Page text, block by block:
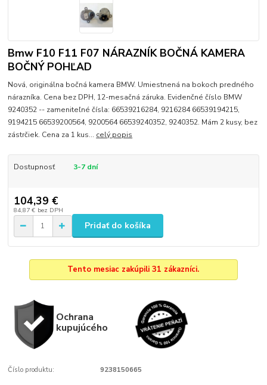
Bmw F10 F11 F07 NÁRAZNÍK BOČNÁ KAMERA
BOČNÝ POHĽAD
Nová, originálna bočná kamera BMW. Umiestnená na bokoch predného
nárazníka. Cena bez DPH, 12-mesačná záruka. Evidenčné číslo BMW
9240352 -- zameniteľné čísla: 66539216284, 9216284 66539194215,
9194215 66539200564, 9200564 66539240352, 9240352. Mám 2 kusy, bez
zástrčiek. Cena za 1 kus... celý popis
Dostupnosť 3-7 dní
104,39 €
84,87 € bez DPH
Pridať do košíka
Tento mesiac zakúpili 31 zákazníci.
Ochrana
kupujúcého
Číslo produktu: 9238150665